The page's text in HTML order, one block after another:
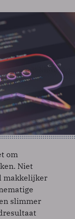
om
Niet
makkelijker
slimmer